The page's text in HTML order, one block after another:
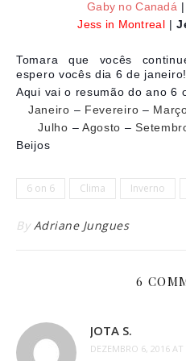
Gaby no Canadá
Jess in Montreal|
Tomara que vocês
espero vocês dia 6 de janeiro!
Aqui vai o resumão do ano 6
Janeiro – Fevereiro –
Julho – Agosto –
Beijos
6 on 6 Clima Inverno
By Adriane Jungues
6
JOTA S.
DEZEMBRO 6, 2016